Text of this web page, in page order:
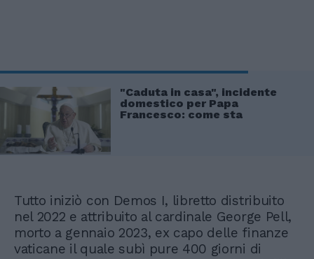
"Caduta in casa", incidente
domestico per Papa
Francesco: come sta
Tutto iniziò con Demos I, libretto distribuito
nel 2022 e attribuito al cardinale George Pell,
morto a gennaio 2023, ex capo delle finanze
vaticane il quale subì pure 400 giorni di